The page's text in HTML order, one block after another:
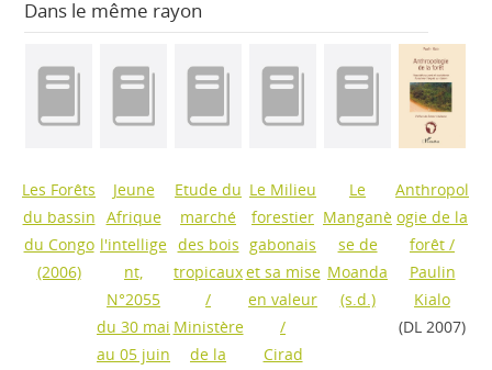
Dans le même rayon
Les Forêts
du bassin
du Congo
(2006)
Jeune
Afrique
l'intellige
nt,
N°2055
du 30 mai
au 05 juin
Etude du
marché
des bois
tropicaux
/
Ministère
de la
Le Milieu
forestier
gabonais
et sa mise
en valeur
/
Cirad
Le
Manganè
se de
Moanda
(s.d.)
Anthropol
ogie de la
forêt /
Paulin
Kialo
(DL 2007)